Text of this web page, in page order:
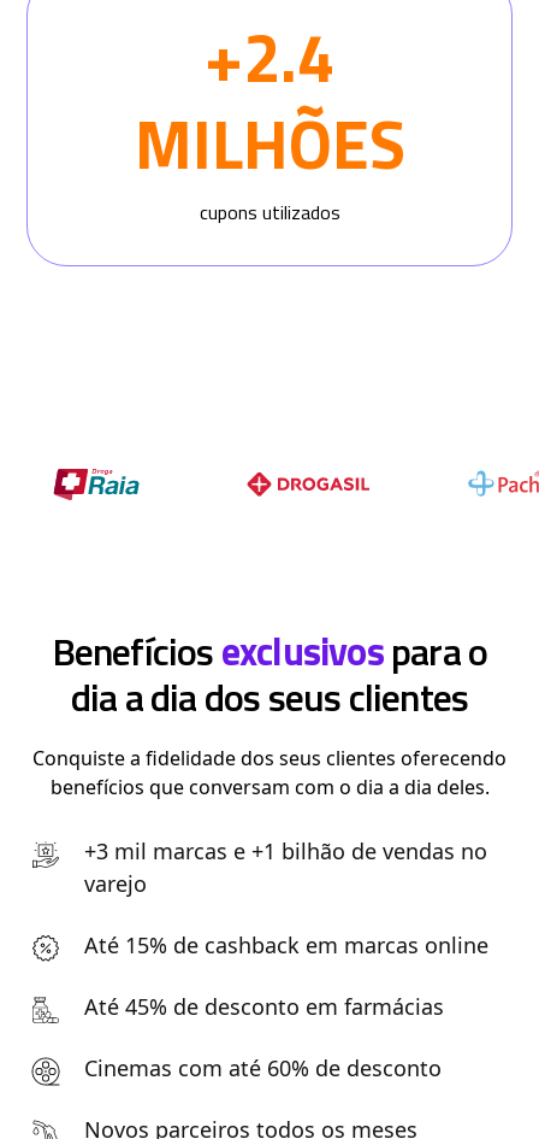
+2.4
MILHÕES
cupons utilizados
Benefíciosexclusivospara o
dia a dia dos seus clientes
Conquiste a fidelidade dos seus clientes oferecendo
benefícios que conversam com o dia a dia deles.
+3 mil marcas e +1 bilhão de vendas no
varejo
Até 15% de cashback em marcas online
Até 45% de desconto em farmácias
Cinemas com até 60% de desconto
Novos parceiros todos os meses